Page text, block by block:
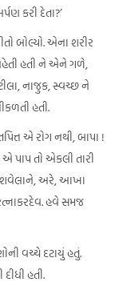
કરી દેતા?’
બોલ્યો. એના શરીર
હતી ને એને ગળે,
નાજુક, સ્વચ્છ ને
હતી.
એ રોગ નથી, બાપા !
પાપ તો એકલી તારી
વંશવેલાને, અરે, આખા
હવે સમજ
વચ્ચે દટાયું હતું.
હતી.